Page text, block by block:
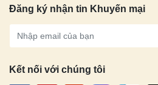
Đăng ký nhận tin Khuyến mại
Kết nối với chúng tôi